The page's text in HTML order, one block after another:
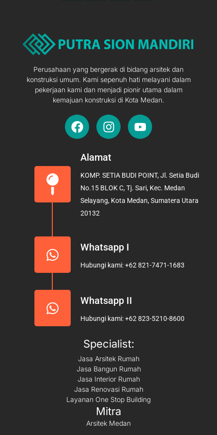
Perusahaan yang bergerak di bidang arsitek dan
konstruksi umum. Kami sepenuh hati melayani dalam
pekerjaan kami dan menjadi pionir utama dalam
kemajuan konstruksi di Kota Medan.
F
a
e
o
o
k
I
n
t
g
r
a
Y
o
b
e
Alamat
KOMP. SETIA BUDI POINT, Jl. Setia Budi
No.15 BLOK C, Tj. Sari, Kec. Medan
Selayang, Kota Medan, Sumatera Utara
20132
Whatsapp I
Hubungi kami: +62 821-7471-1683
Whatsapp II
Hubungi kami: +62 823-5210-8600
Specialist:
Jasa Arsitek Rumah
Jasa Bangun Rumah
Jasa Interior Rumah
Jasa Renovasi Rumah
Layanan One Stop Building
Mitra
Arsitek Medan